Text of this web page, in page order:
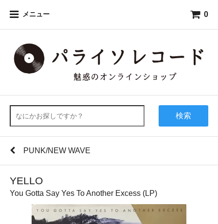
メニュー 0
検索
PUNK/NEW WAVE
YELLO
You Gotta Say Yes To Another Excess (LP)